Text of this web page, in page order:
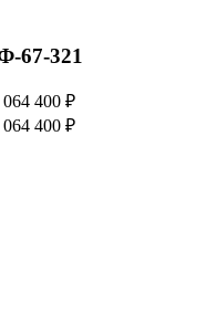
67-321
064 400 ₽
064 400 ₽